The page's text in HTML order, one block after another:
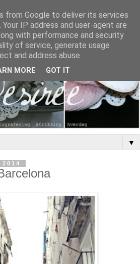
▼
from Google to deliver its services
IP address and user-agent are
with performance and security
of service, generate usage
and address abuse.
MORE GOT IT